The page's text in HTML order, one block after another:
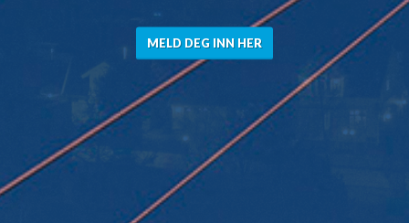
MELD DEG INN HER